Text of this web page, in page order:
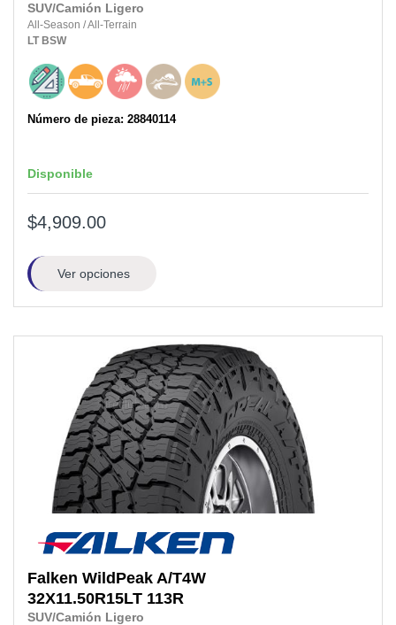
SUV/Camión Ligero
All-Season /All-Terrain
LT BSW
Número de pieza: 28840114
Disponible
$4,909.00
Ver opciones
Falken WildPeak A/T4W
32X11.50R15LT 113R
SUV/Camión Ligero